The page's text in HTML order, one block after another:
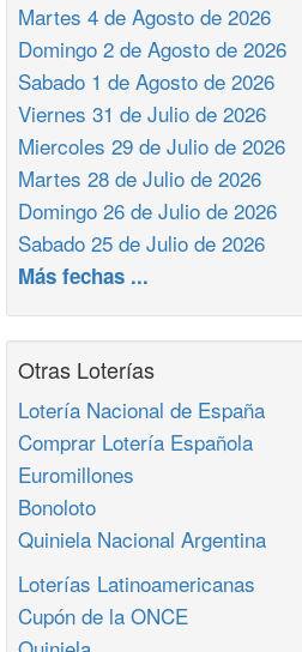
Martes 4 de Agosto de 2026
Domingo 2 de Agosto de 2026
Sabado 1 de Agosto de 2026
Viernes 31 de Julio de 2026
Miercoles 29 de Julio de 2026
Martes 28 de Julio de 2026
Domingo 26 de Julio de 2026
Sabado 25 de Julio de 2026
Más fechas ...
Otras Loterías
Lotería Nacional de España
Comprar Lotería Española
Euromillones
Bonoloto
Quiniela Nacional Argentina
Loterías Latinoamericanas
Cupón de la ONCE